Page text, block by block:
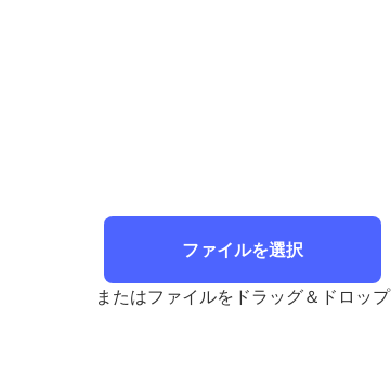
ファイルを選択
またはファイルをドラッグ＆ドロップ